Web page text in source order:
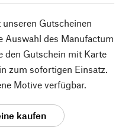
Gutscheinen
Auswahl des Manufactum
den Gutschein mit Karte
zum sofortigen Einsatz.
Motive verfügbar.
kaufen